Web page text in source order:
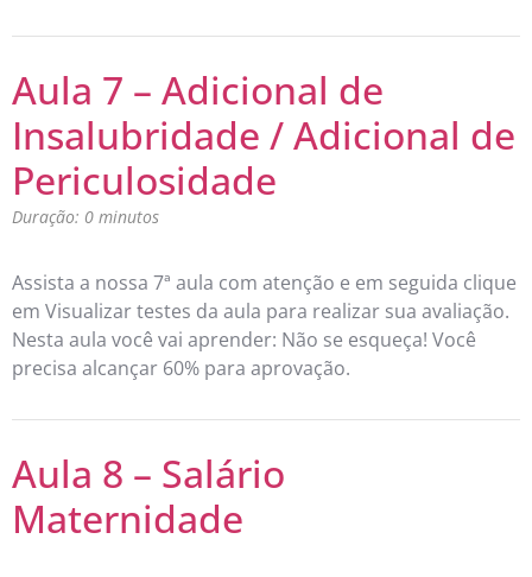
Aula 7 – Adicional de
Insalubridade / Adicional de
Periculosidade
Duração: 0 minutos
Assista a nossa 7ª aula com atenção e em seguida clique
em Visualizar testes da aula para realizar sua avaliação.
Nesta aula você vai aprender: Não se esqueça! Você
precisa alcançar 60% para aprovação.
Aula 8 – Salário
Maternidade